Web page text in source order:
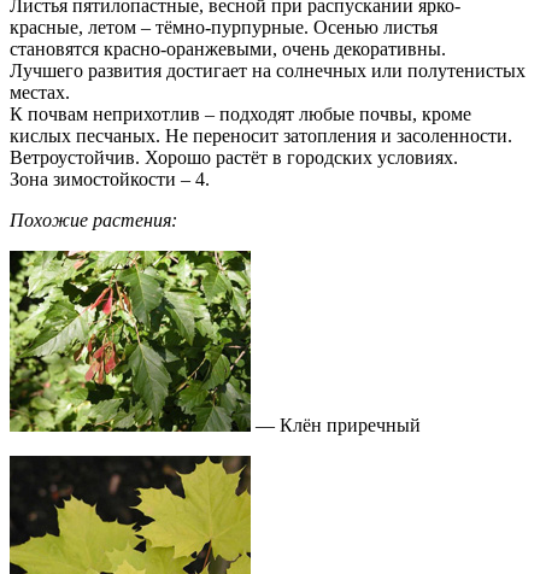
Листья пятилопастные, весной при распускании ярко-
красные, летом – тёмно-пурпурные. Осенью листья
становятся красно-оранжевыми, очень декоративны.
Лучшего развития достигает на солнечных или полутенистых
местах.
К почвам неприхотлив – подходят любые почвы, кроме
кислых песчаных. Не переносит затопления и засоленности.
Ветроустойчив. Хорошо растёт в городских условиях.
Зона зимостойкости – 4.
Похожие растения:
— Клён приречный